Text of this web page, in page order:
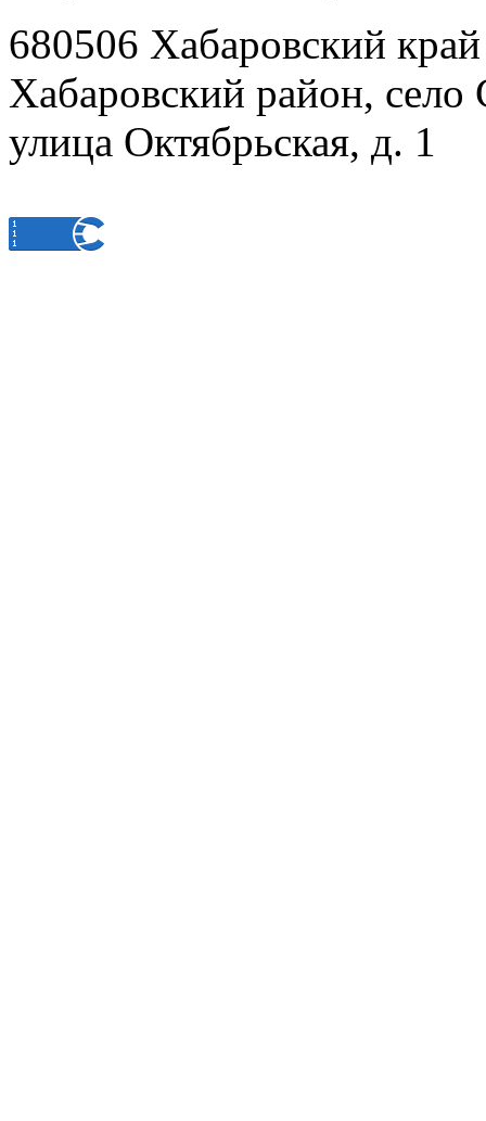
680506 Хабаровский край
Хабаровский район, село
улица Октябрьская, д. 1